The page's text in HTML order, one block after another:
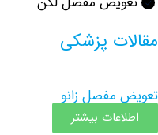
پزشکی
زانو
بیشتر